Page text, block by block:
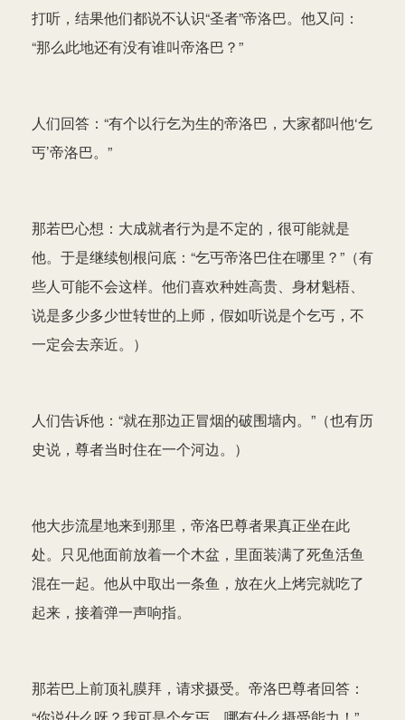
打听，结果他们都说不认识“圣者”帝洛巴。他又问：
“那么此地还有没有谁叫帝洛巴？”
人们回答：“有个以行乞为生的帝洛巴，大家都叫他‘乞
丐’帝洛巴。”
那若巴心想：大成就者行为是不定的，很可能就是
他。于是继续刨根问底：“乞丐帝洛巴住在哪里？”（有
些人可能不会这样。他们喜欢种姓高贵、身材魁梧、
说是多少多少世转世的上师，假如听说是个乞丐，不
一定会去亲近。）
人们告诉他：“就在那边正冒烟的破围墙内。”（也有历
史说，尊者当时住在一个河边。）
他大步流星地来到那里，帝洛巴尊者果真正坐在此
处。只见他面前放着一个木盆，里面装满了死鱼活鱼
混在一起。他从中取出一条鱼，放在火上烤完就吃了
起来，接着弹一声响指。
那若巴上前顶礼膜拜，请求摄受。帝洛巴尊者回答：